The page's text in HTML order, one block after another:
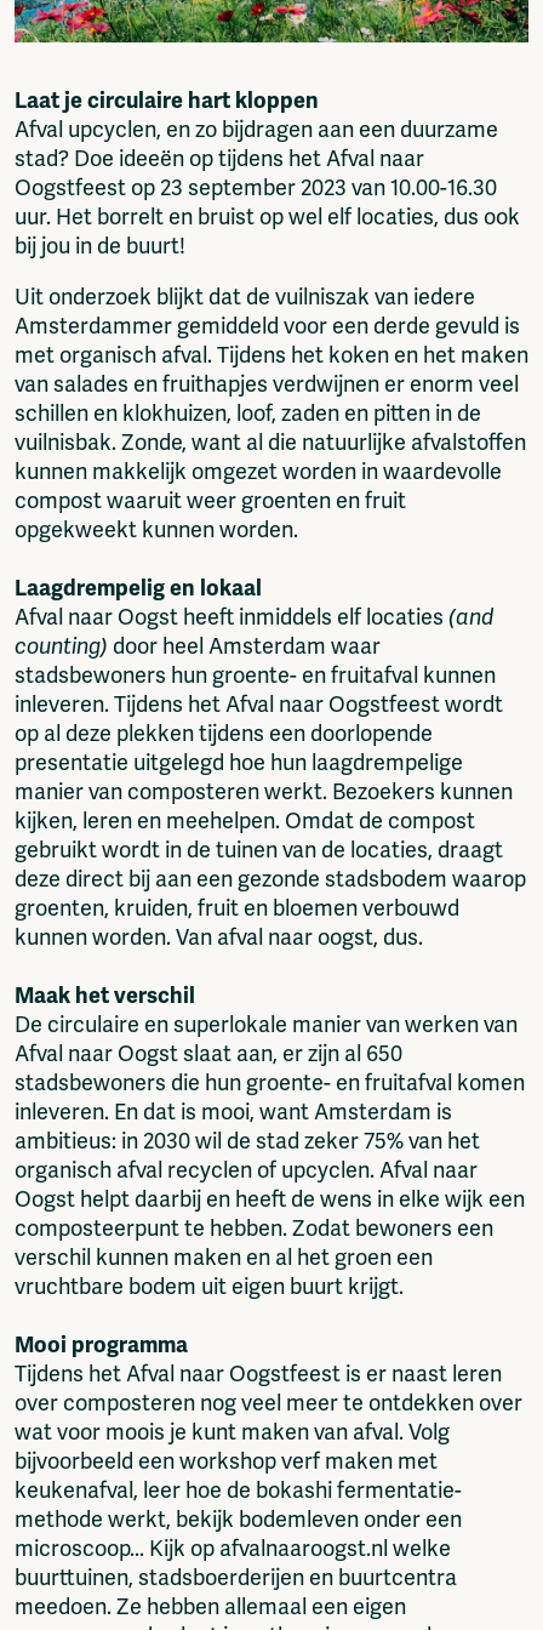
Fragmenta
Vrije Ruimte festival
AADE
AA Talks
Ringfeest
AA Academy
Members
CMS for venues
Laat je circulaire hart kloppen
Afval upcyclen, en zo bijdragen aan een duurzame
stad? Doe ideeën op tijdens het Afval naar
Oogstfeest op 23 september 2023 van 10.00-16.30
uur. Het borrelt en bruist op wel elf locaties, dus ook
bij jou in de buurt!
Uit onderzoek blijkt dat de vuilniszak van iedere
Amsterdammer gemiddeld voor een derde gevuld is
met organisch afval. Tijdens het koken en het maken
van salades en fruithapjes verdwijnen er enorm veel
schillen en klokhuizen, loof, zaden en pitten in de
vuilnisbak. Zonde, want al die natuurlijke afvalstoffen
kunnen makkelijk omgezet worden in waardevolle
compost waaruit weer groenten en fruit
opgekweekt kunnen worden.
Laagdrempelig en lokaal
Afval naar Oogst heeft inmiddels elf locaties (and
counting) door heel Amsterdam waar
stadsbewoners hun groente- en fruitafval kunnen
inleveren. Tijdens het Afval naar Oogstfeest wordt
op al deze plekken tijdens een doorlopende
presentatie uitgelegd hoe hun laagdrempelige
manier van composteren werkt. Bezoekers kunnen
kijken, leren en meehelpen. Omdat de compost
gebruikt wordt in de tuinen van de locaties, draagt
deze direct bij aan een gezonde stadsbodem waarop
groenten, kruiden, fruit en bloemen verbouwd
kunnen worden. Van afval naar oogst, dus.
Maak het verschil
De circulaire en superlokale manier van werken van
Afval naar Oogst slaat aan, er zijn al 650
stadsbewoners die hun groente- en fruitafval komen
inleveren. En dat is mooi, want Amsterdam is
ambitieus: in 2030 wil de stad zeker 75% van het
organisch afval recyclen of upcyclen. Afval naar
Oogst helpt daarbij en heeft de wens in elke wijk een
composteerpunt te hebben. Zodat bewoners een
verschil kunnen maken en al het groen een
vruchtbare bodem uit eigen buurt krijgt.
Mooi programma
Tijdens het Afval naar Oogstfeest is er naast leren
over composteren nog veel meer te ontdekken over
wat voor moois je kunt maken van afval. Volg
bijvoorbeeld een workshop verf maken met
keukenafval, leer hoe de bokashi fermentatie-
methode werkt, bekijk bodemleven onder een
microscoop... Kijk op afvalnaaroogst.nl welke
buurttuinen, stadsboerderijen en buurtcentra
meedoen. Ze hebben allemaal een eigen